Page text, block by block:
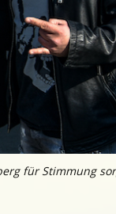
für Stimmung